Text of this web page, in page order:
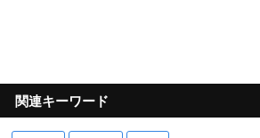
関連キーワード